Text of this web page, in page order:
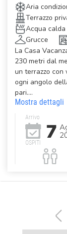
Aria
Terrazzo
Acqua calda
Grucce
La Casa
230 metri dal
un terrazzo con
ogni angolo
pari....
Mostra dettagli
Arrivo
7
OSPITI